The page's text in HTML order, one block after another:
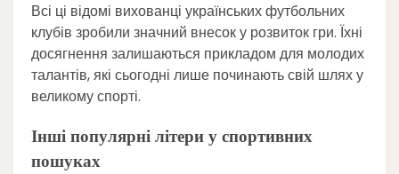
Всі ці відомі вихованці українських футбольних
клубів зробили значний внесок у розвиток гри. Їхні
досягнення залишаються прикладом для молодих
талантів, які сьогодні лише починають свій шлях у
великому спорті.
Інші популярні літери у спортивних
пошуках